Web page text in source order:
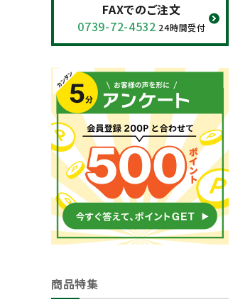
農業資材
作業用品
補修部品
FAXでのご注文
0739-72-4532 24時間受付
商品特集